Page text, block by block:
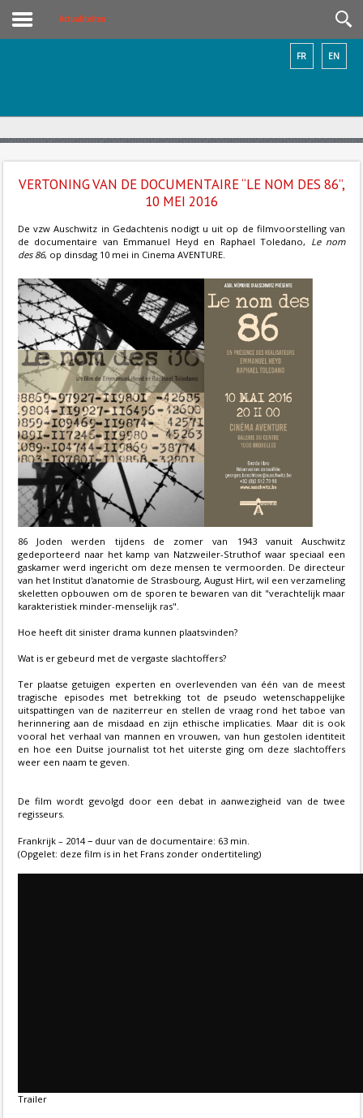
Actualiteiten
EN
FR
VERTONING VAN DE DOCUMENTAIRE “LE NOM DES 86”,
10 MEI 2016
De vzw Auschwitz in Gedachtenis nodigt u uit op de filmvoorstelling van
de documentaire van Emmanuel Heyd en Raphael Toledano, Le nom
des 86, op dinsdag 10 mei in Cinema AVENTURE.
86 Joden werden tijdens de zomer van 1943 vanuit Auschwitz
gedeporteerd naar het kamp van Natzweiler-Struthof waar speciaal een
gaskamer werd ingericht om deze mensen te vermoorden. De directeur
van het Institut d'anatomie de Strasbourg, August Hirt, wil een verzameling
skeletten opbouwen om de sporen te bewaren van dit "verachtelijk maar
karakteristiek minder-menselijk ras".
Hoe heeft dit sinister drama kunnen plaatsvinden?
Wat is er gebeurd met de vergaste slachtoffers?
Ter plaatse getuigen experten en overlevenden van één van de meest
tragische episodes met betrekking tot de pseudo wetenschappelijke
uitspattingen van de naziterreur en stellen de vraag rond het taboe van
herinnering aan de misdaad en zijn ethische implicaties. Maar dit is ook
vooral het verhaal van mannen en vrouwen, van hun gestolen identiteit
en hoe een Duitse journalist tot het uiterste ging om deze slachtoffers
weer een naam te geven.
De film wordt gevolgd door een debat in aanwezigheid van de twee
regisseurs.
Frankrijk – 2014– duur van de documentaire: 63 min.
(Opgelet: deze film is in het Frans zonder ondertiteling)
Trailer